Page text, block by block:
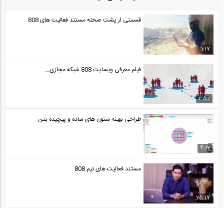
1:17
قسمتی از پشت صحنه مستند فعالیت های 808
2:52
فیلم معرفی وبسایت 808 شبکه مجازی...
4:12
طراحی بهینه ستون های ساده و پیچیده بتن...
25:17
مستند فعالیت های تیم 808